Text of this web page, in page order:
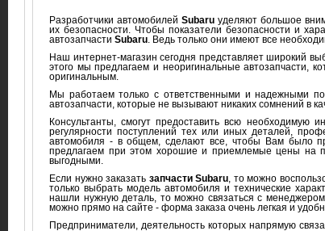
Разработчики автомобилей Subaruуделяют большое
их безопасности. Чтобы показатели безопасности и
автозапчасти Subaru. Ведь только они имеют все
Наш интернет-магазин сегодня представляет широкий
этого мы предлагаем и неоригинальные автозапчасти,
оригинальным.
Мы работаем только с ответственными и надежными
автозапчасти, которые не вызывают никаких сомнений в
Консультанты, смогут предоставить всю
регулярности поступлений тех или иных деталей,
автомобиля - в общем, сделают все, чтобы Вам было
предлагаем при этом хорошие и приемлемые цены на
выгодными.
Если нужно заказать запчасти Subaru, то можно
только выбрать модель автомобиля и технические
нашли нужную деталь, то можно связаться с
можно прямо на сайте - форма заказа очень легкая и
Предприниматели, деятельность которых напрямую